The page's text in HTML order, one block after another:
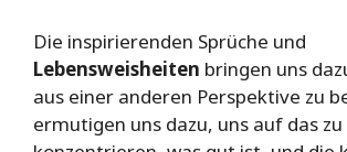
Die inspirierenden Sprüche und
Lebensweisheiten bringen uns
aus einer anderen Perspektive zu
ermutigen uns dazu, uns auf das zu